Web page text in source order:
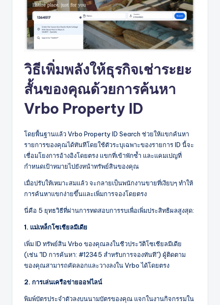
วิธีเพิ่มพลังให้ธุรกิจเช่าระยะ
สั้นของคุณด้วยการค้นหา
Vrbo Property ID
โดยพื้นฐานแล้ว Vrbo Property ID Search ช่วยให้แขกค้นหา
รายการของคุณได้ทันทีโดยใช้ตัวระบุเฉพาะของรายการ ID นี้จะ
เชื่อมโยงการอ้างอิงโดยตรง แขกที่เข้าพักซ้ำ และแคมเปญที่
กำหนดเป้าหมายไปยังหน้าทรัพย์สินของคุณ
เมื่อปรับให้เหมาะสมแล้ว จะกลายเป็นพนักงานขายที่เงียบๆ ทำให้
การค้นหาแขกง่ายขึ้นและเพิ่มการจองโดยตรง
นี่คือ 5 ยุทธวิธีที่ผ่านการทดสอบการรบเพื่อเพิ่มประสิทธิผลสูงสุด:
1. แม่เหล็กโซเชียลมีเดีย
เพิ่ม ID ทรัพย์สิน Vrbo ของคุณลงในชีวประวัติโซเชียลมีเดีย
(เช่น "ID การค้นหา: #12345 สำหรับการจองทันที") ผู้ติดตาม
ของคุณสามารถคัดลอกและวางลงใน Vrbo ได้โดยตรง
2. การเล่นเครือข่ายออฟไลน์
พิมพ์บัตรประจำตัวลงบนนามบัตรของคุณ แจกในงานกิจกรรมใน